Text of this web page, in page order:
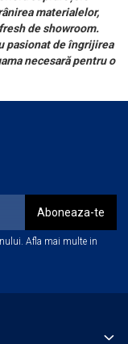
materialelor,
de showroom.
pasionat de îngrijirea
necesară pentru o
Afla mai multe in